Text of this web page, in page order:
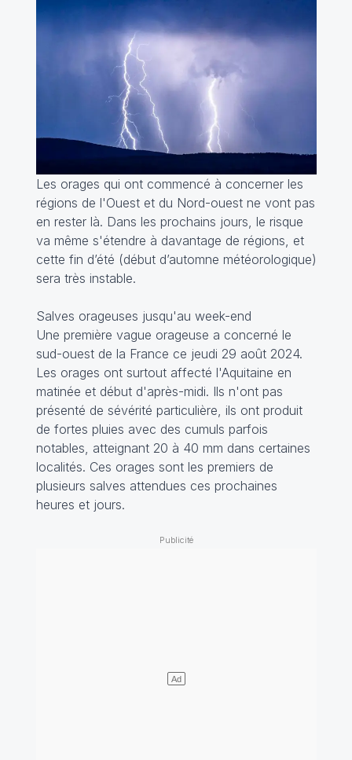
Les orages qui ont commencé à concerner les
régions de l'Ouest et du Nord-ouest ne vont pas
en rester là. Dans les prochains jours, le risque
va même s'étendre à davantage de régions, et
cette fin d’été (début d’automne météorologique)
sera très instable.
Salves orageuses jusqu'au week-end
Une première vague orageuse a concerné le
sud-ouest de la France ce jeudi 29 août 2024.
Les orages ont surtout affecté l'Aquitaine en
matinée et début d'après-midi. Ils n'ont pas
présenté de sévérité particulière, ils ont produit
de fortes pluies avec des cumuls parfois
notables, atteignant 20 à 40 mm dans certaines
localités. Ces orages sont les premiers de
plusieurs salves attendues ces prochaines
heures et jours.